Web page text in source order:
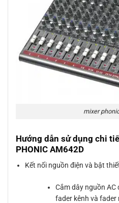
mixer
Hướng dẫn sử dụng chi
PHONIC AM642D
Kết nối nguồn điện và bật
Cắm dây nguồn
fader kênh và